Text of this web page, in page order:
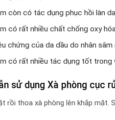
còn có tác dụng phục hồi làn
có rất nhiều chất chống oxy
chứng của da dầu do nhân
có rất nhiều tác dụng tốt
sử dụng Xà phòng cục
rồi thoa xà phòng lên khắp